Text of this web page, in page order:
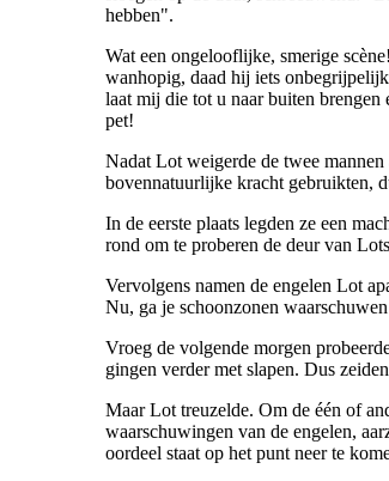
hebben".
Wat een ongelooflijke, smerige
wanhopig, daad hij iets
laat mij die tot u naar buiten
pet!
Nadat Lot weigerde de twee
bovennatuurlijke kracht gebruikten,
In de eerste plaats legden ze een
rond om te proberen de deur van
Vervolgens namen de engelen Lot
Nu, ga je schoonzonen
Vroeg de volgende morgen
gingen verder met slapen. Dus
Maar Lot treuzelde. Om de één of
waarschuwingen van de engelen,
oordeel staat op het punt neer te